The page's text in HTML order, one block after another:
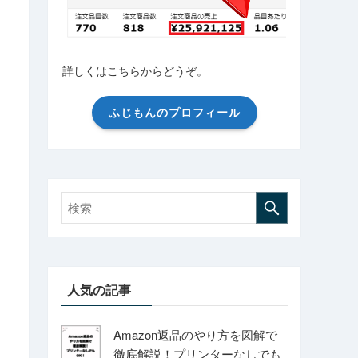
詳しくはこちらからどうぞ。
ふじもんのプロフィール
人気の記事
Amazon返品のやり方を図解で
徹底解説！プリンターなしでも